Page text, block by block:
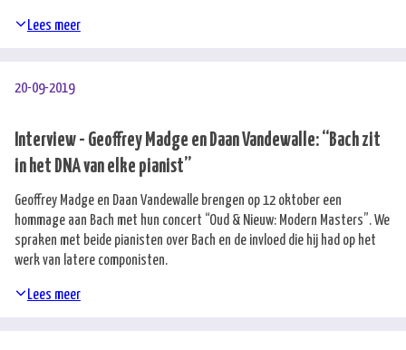
Lees meer
20-09-2019
Interview - Geoffrey Madge en Daan Vandewalle: “Bach zit
in het DNA van elke pianist”
Geoffrey Madge en Daan Vandewalle brengen op 12 oktober een
hommage aan Bach met hun concert “Oud & Nieuw: Modern Masters”. We
spraken met beide pianisten over Bach en de invloed die hij had op het
werk van latere componisten.
Lees meer